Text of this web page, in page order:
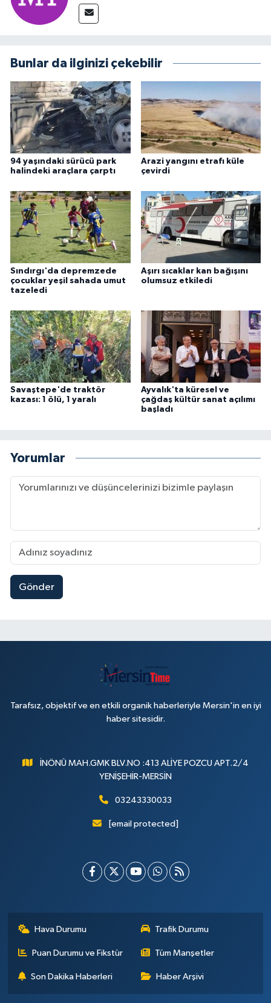
Bunlar da ilginizi çekebilir
94 yaşındaki sürücü park
halindeki araçlara çarptı
Arazi yangını etrafı küle
çevirdi
Sındırgı'da depremzede
çocuklar yeşil sahada umut
tazeledi
Aşırı sıcaklar kan bağışını
olumsuz etkiledi
Savaştepe'de traktör
kazası: 1 ölü, 1 yaralı
Ayvalık'ta küresel ve
çağdaş kültür sanat açılımı
başladı
Yorumlar
Gönder
Tarafsız, objektif ve en etkili organik haberleriyle Mersin'in en iyi
haber sitesidir.
İNÖNÜ MAH.GMK BLV.NO :413 ALİYE POZCU APT.2/4
YENİŞEHİR-MERSİN
03243330033
[email protected]
Hava Durumu Trafik Durumu
Puan Durumu ve Fikstür Tüm Manşetler
Son Dakika Haberleri Haber Arşivi